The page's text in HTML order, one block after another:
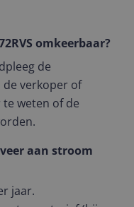
omkeerbaar?
de
verkoper of
te weten of de
aan stroom
jaar.